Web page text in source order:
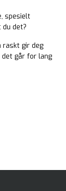
spesielt
du det?
raskt gir deg
det går for lang